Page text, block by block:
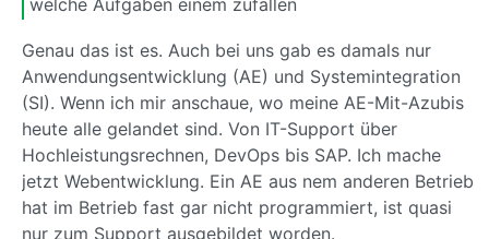
welche Aufgaben einem zufallen
Genau das ist es. Auch bei uns gab es damals nur
Anwendungsentwicklung (AE) und Systemintegration
(SI). Wenn ich mir anschaue, wo meine AE-Mit-Azubis
heute alle gelandet sind. Von IT-Support über
Hochleistungsrechnen, DevOps bis SAP. Ich mache
jetzt Webentwicklung. Ein AE aus nem anderen Betrieb
hat im Betrieb fast gar nicht programmiert, ist quasi
nur zum Support ausgebildet worden.